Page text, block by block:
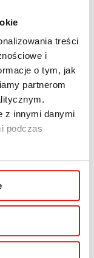
treści
i
o tym, jak
partnerom
z innymi danymi
podczas
oraz
semestr